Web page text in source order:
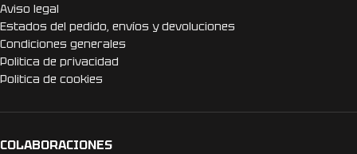
Aviso legal
Estados del pedido, envíos y devoluciones
Condiciones generales
Politica de privacidad
Politica de cookies
COLABORACIONES